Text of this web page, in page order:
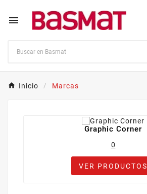

Inicio Marcas
Graphic Corner
0
VER PRODUCTOS